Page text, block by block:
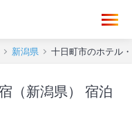
新潟県 十日町市のホテル
潟県） 宿泊